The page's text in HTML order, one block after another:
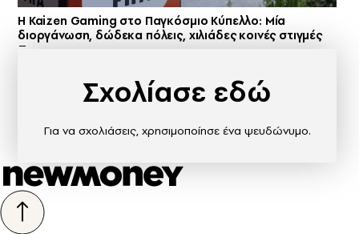
H Kaizen Gaming στο Παγκόσμιο Kύπελλο: Μία
διοργάνωση, δώδεκα πόλεις, χιλιάδες κοινές στιγμές
Σχολίασε εδώ
Για να σχολιάσεις, χρησιμοποίησε ένα ψευδώνυμο.